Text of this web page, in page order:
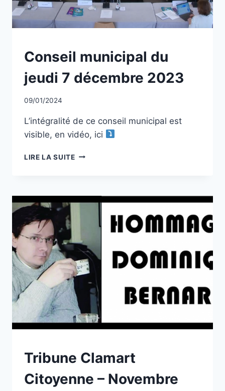
NON
CLASSÉ
Conseil municipal du
jeudi 7 décembre 2023
Par
09/01/2024
L’intégralité de ce conseil municipal est
visible, en vidéo, ici
LIRE LA SUITECONSEIL
7
NON
CLASSÉ
Tribune Clamart
Citoyenne – Novembre